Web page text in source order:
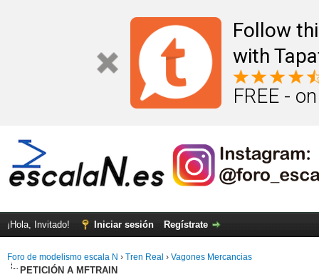
Follow
with
FREE -
¡Hola, Invitado! Iniciar sesión Regístrate
Foro de modelismo escala N › Tren Real › Vagones Mercancias
PETICIÓN A MFTRAIN